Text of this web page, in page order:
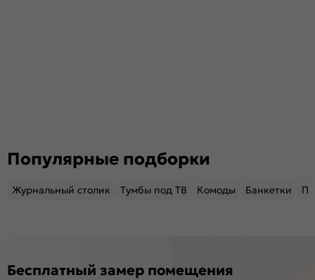
Популярные подборки
Журнальный столик Тумбы под ТВ Комоды Банкетки
Бесплатный замер помещения